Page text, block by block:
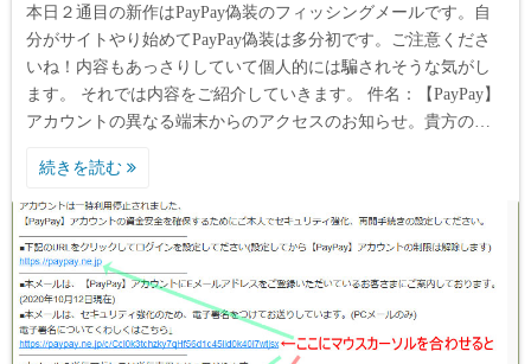
本日２通目の新作はPayPay偽装のフィッシングメールです。自
分がサイトやり始めてPayPay偽装は多分初です。ご注意くださ
いね！内容もあっさりしていて個人的には騙されそうな気がし
ます。 それでは内容をご紹介していきます。 件名：【PayPay】
アカウントの異なる端末からのアクセスのお知らせ。貴方の…
続きを読む